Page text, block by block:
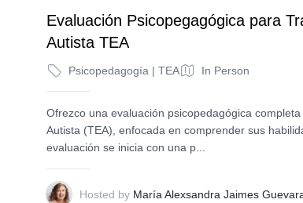
Evaluación Psicopegagógica para
Autista TEA
Psicopedagogía | TEA In Person
Ofrezco una evaluación psicopedagógica
Autista (TEA), enfocada en comprender sus
evaluación se inicia con una p...
M Hosted by María Alexsandra Jaimes